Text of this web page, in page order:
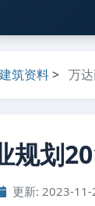
建筑资料> 万
规划
更新: 2023-11-